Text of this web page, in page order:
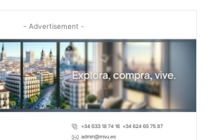
- Advertisement -